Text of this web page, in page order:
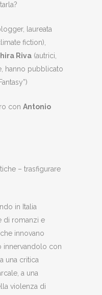
laureata
fiction),
Riva (autrici,
hanno pubblicato
con Antonio
– trasfigurare
in Italia
di romanzi e
innovano
innervandolo con
una critica
a una
violenza di